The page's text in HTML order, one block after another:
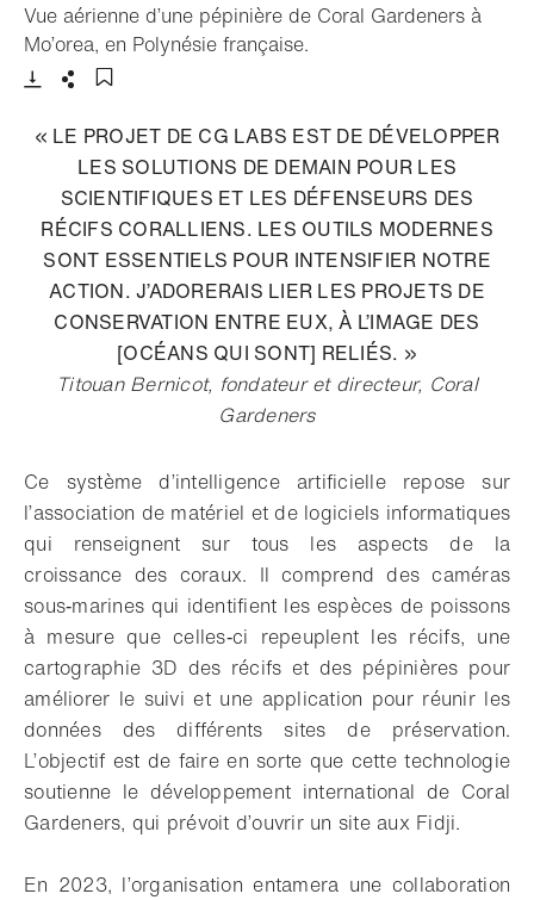
Vue aérienne d’une pépinière de Coral Gardeners à
Mo’orea, en Polynésie française.
« LE PROJET DE CG LABS EST DE DÉVELOPPER
LES SOLUTIONS DE DEMAIN POUR LES
SCIENTIFIQUES ET LES DÉFENSEURS DES
RÉCIFS CORALLIENS. LES OUTILS MODERNES
SONT ESSENTIELS POUR INTENSIFIER NOTRE
ACTION. J’ADORERAIS LIER LES PROJETS DE
CONSERVATION ENTRE EUX, À L’IMAGE DES
[OCÉANS QUI SONT] RELIÉS. »
Titouan Bernicot, fondateur et directeur, Coral
Gardeners
Ce système d’intelligence artificielle repose sur
l’association de matériel et de logiciels informatiques
qui renseignent sur tous les aspects de la
croissance des coraux. Il comprend des caméras
sous‑marines qui identifient les espèces de poissons
à mesure que celles‑ci repeuplent les récifs, une
cartographie 3D des récifs et des pépinières pour
améliorer le suivi et une application pour réunir les
données des différents sites de préservation.
L’objectif est de faire en sorte que cette technologie
soutienne le développement international de Coral
Gardeners, qui prévoit d’ouvrir un site aux Fidji.
En 2023, l’organisation entamera une collaboration